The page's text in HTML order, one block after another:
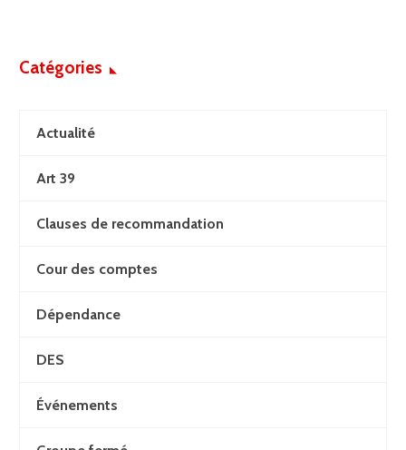
Catégories
Actualité
Art 39
Clauses de recommandation
Cour des comptes
Dépendance
DES
Événements